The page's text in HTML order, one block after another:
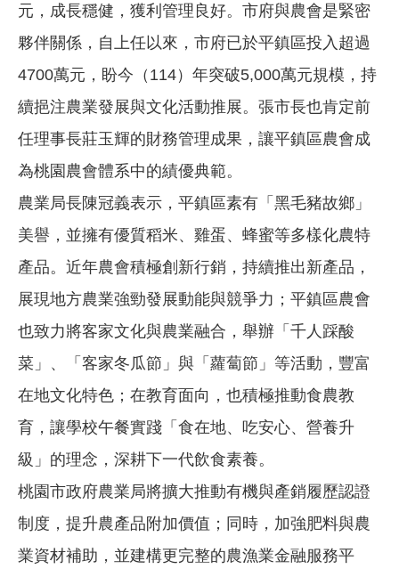
元，成長穩健，獲利管理良好。市府與農會是緊密
夥伴關係，自上任以來，市府已於平鎮區投入超過
4700萬元，盼今（114）年突破5,000萬元規模，持
續挹注農業發展與文化活動推展。張市長也肯定前
任理事長莊玉輝的財務管理成果，讓平鎮區農會成
為桃園農會體系中的績優典範。
農業局長陳冠義表示，平鎮區素有「黑毛豬故鄉」
美譽，並擁有優質稻米、雞蛋、蜂蜜等多樣化農特
產品。近年農會積極創新行銷，持續推出新產品，
展現地方農業強勁發展動能與競爭力；平鎮區農會
也致力將客家文化與農業融合，舉辦「千人踩酸
菜」、「客家冬瓜節」與「蘿蔔節」等活動，豐富
在地文化特色；在教育面向，也積極推動食農教
育，讓學校午餐實踐「食在地、吃安心、營養升
級」的理念，深耕下一代飲食素養。
桃園市政府農業局將擴大推動有機與產銷履歷認證
制度，提升農產品附加價值；同時，加強肥料與農
業資材補助，並建構更完整的農漁業金融服務平